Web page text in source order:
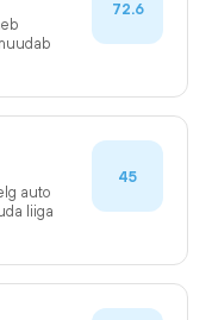
72.6
auto
liiga
45